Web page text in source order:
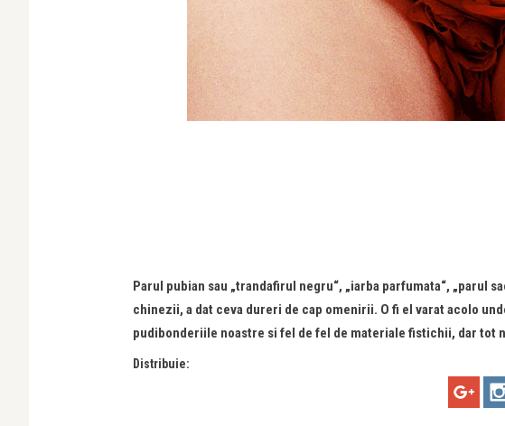
Parul pubian sau „trandafirul negru“, „iarba parfumata“, „parul
chinezii, a dat ceva dureri de cap omenirii. O fi el varat acolo
pudibonderiile noastre si fel de fel de materiale fistichii, dar tot
Distribuie: